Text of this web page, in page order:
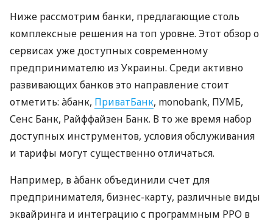
Ниже рассмотрим банки, предлагающие столь
комплексные решения на топ уровне. Этот обзор о
сервисах уже доступных современному
предпринимателю из Украины. Среди активно
развивающих банков это направление стоит
отметить: àбанк, ПриватБанк, monobank, ПУМБ,
Сенс Банк, Райффайзен Банк. В то же время набор
доступных инструментов, условия обслуживания
и тарифы могут существенно отличаться.
Например, в àбанк объединили счет для
предпринимателя, бизнес-карту, различные виды
эквайринга и интеграцию с программным РРО в